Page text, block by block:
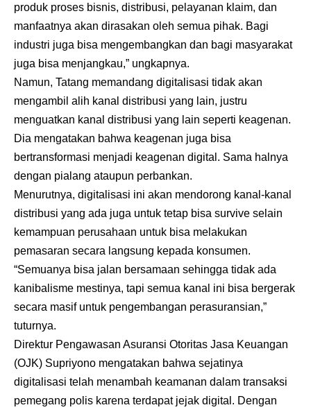
produk proses bisnis, distribusi, pelayanan klaim, dan
manfaatnya akan dirasakan oleh semua pihak. Bagi
industri juga bisa mengembangkan dan bagi masyarakat
juga bisa menjangkau,” ungkapnya.
Namun, Tatang memandang digitalisasi tidak akan
mengambil alih kanal distribusi yang lain, justru
menguatkan kanal distribusi yang lain seperti keagenan.
Dia mengatakan bahwa keagenan juga bisa
bertransformasi menjadi keagenan digital. Sama halnya
dengan pialang ataupun perbankan.
Menurutnya, digitalisasi ini akan mendorong kanal-kanal
distribusi yang ada juga untuk tetap bisa survive selain
kemampuan perusahaan untuk bisa melakukan
pemasaran secara langsung kepada konsumen.
“Semuanya bisa jalan bersamaan sehingga tidak ada
kanibalisme mestinya, tapi semua kanal ini bisa bergerak
secara masif untuk pengembangan perasuransian,”
tuturnya.
Direktur Pengawasan Asuransi Otoritas Jasa Keuangan
(OJK) Supriyono mengatakan bahwa sejatinya
digitalisasi telah menambah keamanan dalam transaksi
pemegang polis karena terdapat jejak digital. Dengan